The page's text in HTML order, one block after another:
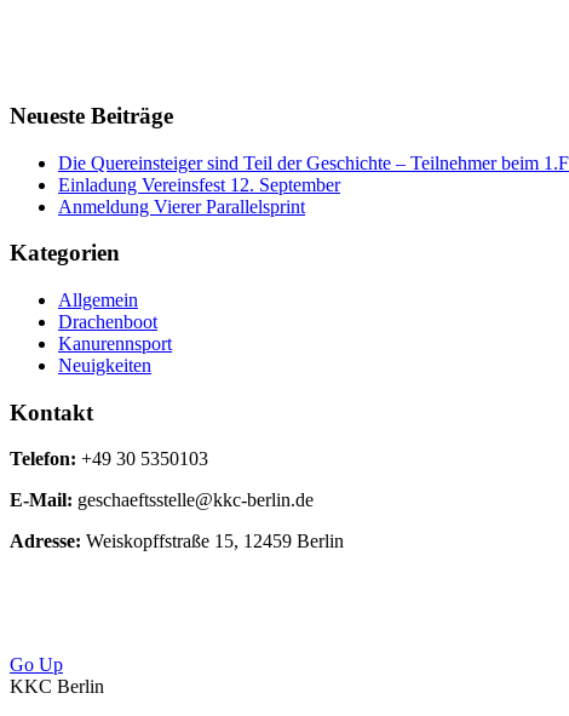
Neueste Beiträge
Die Quereinsteiger sind Teil der Geschichte – Teilnehmer beim
Einladung Vereinsfest 12. September
Anmeldung Vierer Parallelsprint
Kategorien
Allgemein
Drachenboot
Kanurennsport
Neuigkeiten
Kontakt
Telefon: +49 30 5350103
E-Mail: geschaeftsstelle@kkc-berlin.de
Adresse: Weiskopffstraße 15, 12459 Berlin
Go Up
KKC Berlin